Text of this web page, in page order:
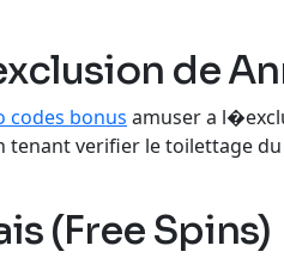
de
codes bonus amuser a
verifier le toilettage
(Free Spins)